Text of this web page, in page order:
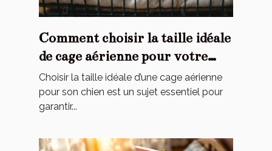
Comment choisir la taille idéale
de cage aérienne pour votre
chien ?
Choisir la taille idéale d’une cage aérienne
pour son chien est un sujet essentiel pour
garantir...